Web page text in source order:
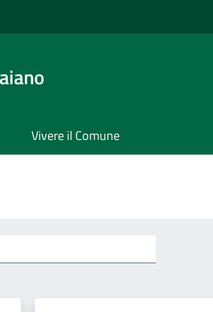
Vivere il Comune